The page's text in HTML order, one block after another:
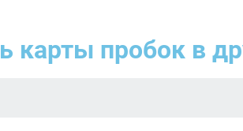
карты пробок в